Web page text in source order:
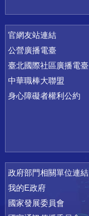
官網友站連結
公營廣播電臺
臺北國際社區廣播電臺
中華職棒大聯盟
身心障礙者權利公約
政府部門相關單位連結
我的E政府
國家發展委員會